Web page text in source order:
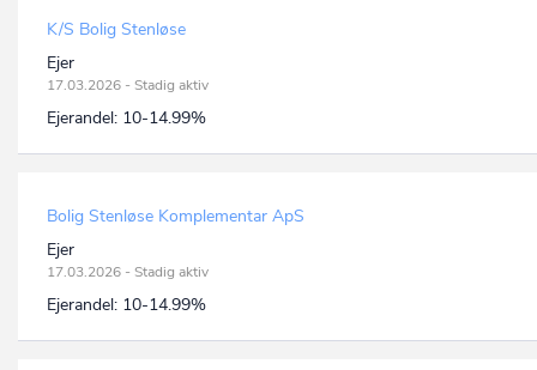
K/S Bolig Stenløse
Ejer
17.03.2026 - Stadig aktiv
Ejerandel: 10-14.99%
Bolig Stenløse Komplementar ApS
Ejer
17.03.2026 - Stadig aktiv
Ejerandel: 10-14.99%